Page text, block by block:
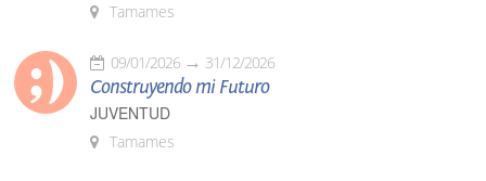
Tamames
09/01/2026 31/12/2026
Construyendo mi Futuro
JUVENTUD
Tamames